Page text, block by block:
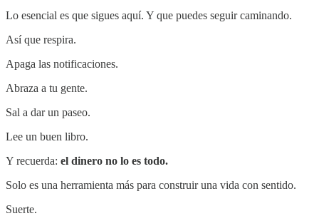
Lo esencial es que sigues aquí. Y que puedes seguir caminando.
Así que respira.
Apaga las notificaciones.
Abraza a tu gente.
Sal a dar un paseo.
Lee un buen libro.
Y recuerda: el dinero no lo es todo.
Solo es una herramienta más para construir una vida con sentido.
Suerte.